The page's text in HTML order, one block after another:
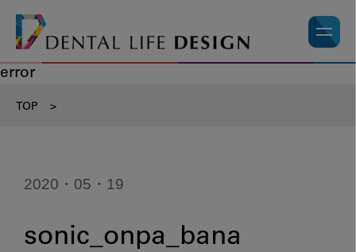
error
TOP >
2020・05・19
sonic_onpa_bana